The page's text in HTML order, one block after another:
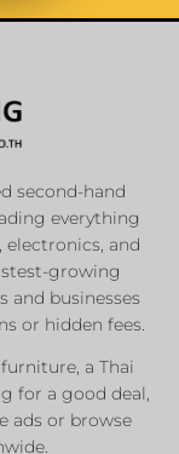
Private Sellers
Agents
Sale & Rent
Now
second-hand
everything
and
growing
and businesses
or hidden fees.
a Thai
for a good deal,
ads or browse